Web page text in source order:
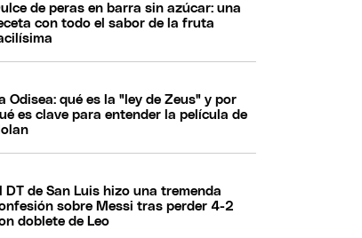
de peras en barra sin azúcar: una
con todo el sabor de la fruta
Odisea: qué es la "ley de Zeus" y por
es clave para entender la película de
DT de San Luis hizo una tremenda
sobre Messi tras perder 4-2
doblete de Leo